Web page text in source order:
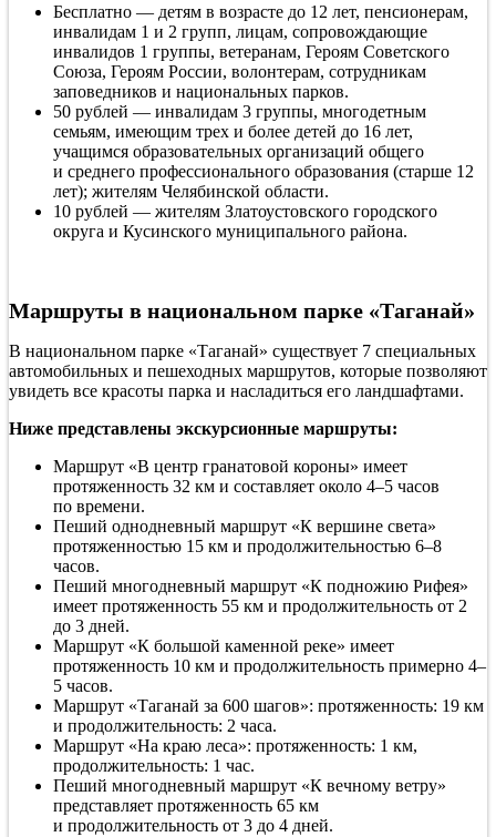
Бесплатно — детям в возрасте до 12 лет, пенсионерам,
инвалидам 1 и 2 групп, лицам, сопровождающие
инвалидов 1 группы, ветеранам, Героям Советского
Союза, Героям России, волонтерам, сотрудникам
заповедников и национальных парков.
50 рублей — инвалидам 3 группы, многодетным
семьям, имеющим трех и более детей до 16 лет,
учащимся образовательных организаций общего
и среднего профессионального образования (старше 12
лет); жителям Челябинской области.
10 рублей — жителям Златоустовского городского
округа и Кусинского муниципального района.
Маршруты в национальном парке «Таганай»
В национальном парке «Таганай» существует 7 специальных
автомобильных и пешеходных маршрутов, которые позволяют
увидеть все красоты парка и насладиться его ландшафтами.
Ниже представлены экскурсионные маршруты:
Маршрут «В центр гранатовой короны» имеет
протяженность 32 км и составляет около 4–5 часов
по времени.
Пеший однодневный маршрут «К вершине света»
протяженностью 15 км и продолжительностью 6–8
часов.
Пеший многодневный маршрут «К подножию Рифея»
имеет протяженность 55 км и продолжительность от 2
до 3 дней.
Маршрут «К большой каменной реке» имеет
протяженность 10 км и продолжительность примерно 4–
5 часов.
Маршрут «Таганай за 600 шагов»: протяженность: 19 км
и продолжительность: 2 часа.
Маршрут «На краю леса»: протяженность: 1 км,
продолжительность: 1 час.
Пеший многодневный маршрут «К вечному ветру»
представляет протяженность 65 км
и продолжительность от 3 до 4 дней.